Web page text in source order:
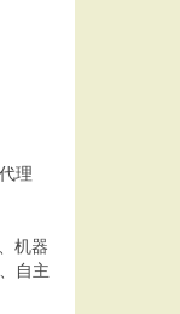
理
机器
自主